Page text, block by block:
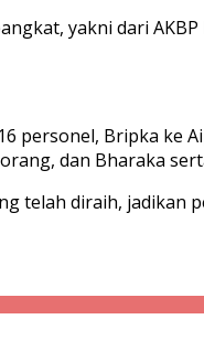
yakni dari
personel, Bripka ke
dan Bharaka
telah diraih,